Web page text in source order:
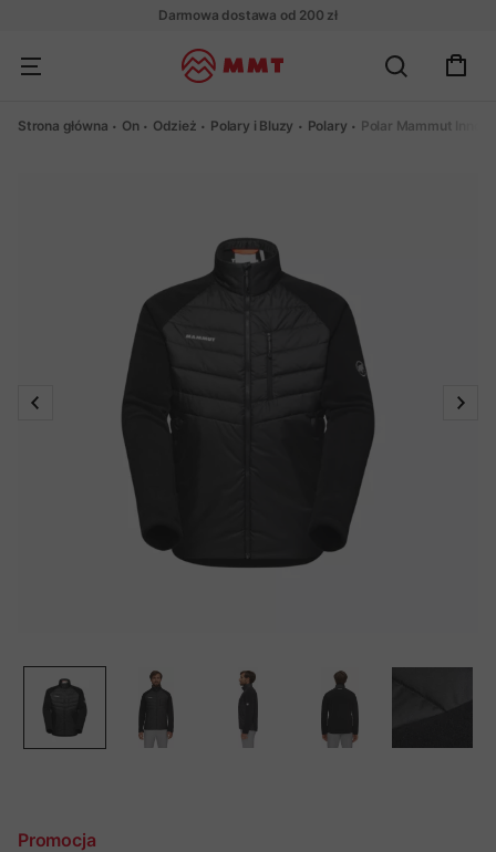
Darmowa dostawa od 200 zł
Strona główna On Odzież Polary i Bluzy Polary Polar Mammut
Promocja